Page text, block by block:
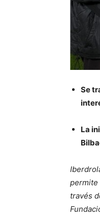
Se
La
permite
través